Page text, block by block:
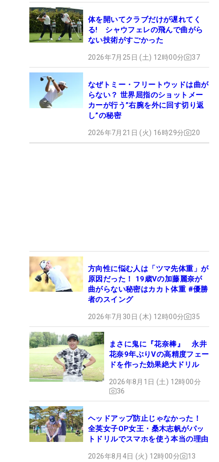
体を開いてクラブだけが遅れてく
る! シャウフェレの飛んで曲がら
ない技術がすごかった
2026年7月25日 (土) 12時00分 37
なぜトミー・フリートウッドは曲が
らない？ 世界屈指のショットメー
カーが行う”右腕を外に回す切り返
し”の秘密
2026年7月21日 (火) 16時29分 20
方向性に悩む人は「ツマ先体重」が
原因だった！ 19歳Vの加藤麗奈が
曲がらない秘密はカカト体重 #優勝
者のスイング
2026年7月30日 (木) 12時00分 35
まさに鬼に『花奈棒』 永井
花奈9年ぶりVの高精度フェー
ドを作った効果絶大ドリル
2026年8月1日 (土) 12時00分
36
ヘッドアップ防止じゃなかった！
全英女子OP女王・桑木志帆がパッ
トドリルでスマホを使う本当の理由
2026年8月4日 (火) 12時00分 13